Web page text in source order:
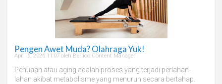
Pengen Awet Muda? Olahraga Yuk!
Apr 16, 2026 11:07 oleh Berlico Content Manager
Penuaan atau aging adalah proses yang terjadi perlahan-
lahan akibat metabolisme yang menurun secara bertahap.